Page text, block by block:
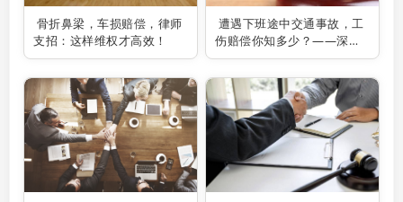
骨折鼻梁，车损赔偿，律师
支招：这样维权才高效！
遭遇下班途中交通事故，工
伤赔偿你知多少？——深圳
交通事故律师为你解疑答
惑！